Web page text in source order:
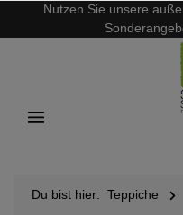
Nutzen Sie unsere
Du bist hier: Teppiche